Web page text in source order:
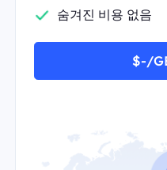
숨겨진 비용 없음
$-/